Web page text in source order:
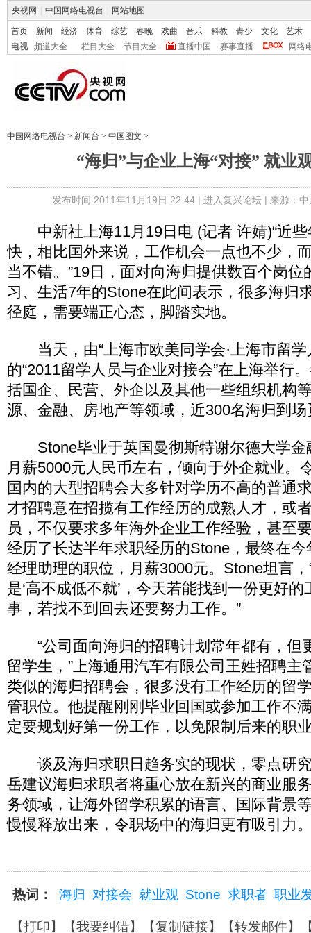
央视网 中国网络电视台 网站地图
首页 新闻 经济 体育 综艺 春晚 戏曲 音乐 科教 青少 文化
艺术
电视
频道大全 栏目大全 节目大全 直播中国 赛事直播 网络
中国网络电视台 > 新闻台 > 中国图文 >
“海归”与企业上海“对接” 就业
发布时间:2011年11月19日 22:44 | 进入复兴论坛| 来源：
中新社上海11月19日电 (记者 许婧)“近些
快，相比国外来说，工作机会一点也不少，
当不错。”19日，面对向海归提供数百个岗
习、生活7年的Stone在此间表示，很多海归
径庭，需要端正心态，脚踏实地。
当天，由“上海市欧美同学会·上海市留学
的“2011留学人员与企业对接会”在上海举行
括国企、民营、外企以及其他一些组织机构
源、金融、房地产等领域，近300名海归到场
Stone毕业于英国曼彻斯特谢尔德大学金
月薪5000元人民币左右，倾向于外企就业。
国内的大型招聘会大多针对学历不高的普通
才招聘意在招揽有工作经历的成熟人才，或
员，不仅要求多年海外企业工作经验，甚至
经历了长达半年求职经历的Stone，最终在
经理助理的职位，月薪3000元。Stone坦言
是‘高不成低不就’，今天若能找到一份更好
事，若找不到回去还要努力工作。”
“公司面向海归的招聘计划常年都有，但
留学生，”上海通用汽车有限公司王姓招聘主
类似的海归招聘会，很多没有工作经历的留
管职位。他提醒刚刚毕业回国或参加工作不
定要规划好第一份工作，以免限制后来的职
谈及海归求职日趋务实的现状，零点研
岳建议海归求职者将重心放在新兴的商业服
务领域，让海外留学积累的语言、国际背景
慢慢释放出来，令职场中的海归更有吸引力
热词： 海归 对接会 就业观 Stone 求职者 职业
【打印】【我要纠错】【复制链接】【转发邮件】